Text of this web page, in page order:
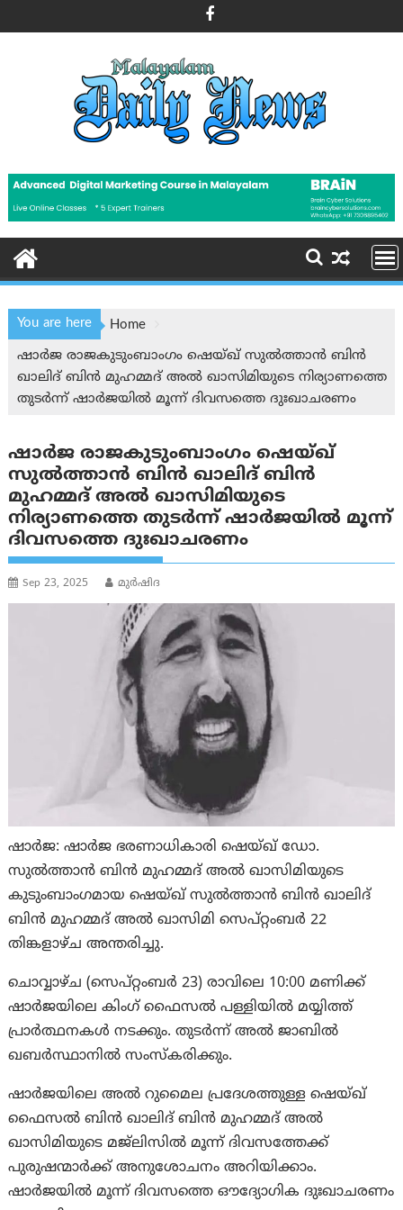
to
You are here
Home
ഷാർജ രാജകുടുംബാംഗം ഷെയ്ഖ് സുൽത്താൻ ബിൻ
ഖാലിദ് ബിൻ മുഹമ്മദ് അൽ ഖാസിമിയുടെ നിര്യാണത്തെ
തുടർന്ന് ഷാർജയിൽ മൂന്ന് ദിവസത്തെ ദുഃഖാചരണം
ഷാർജ രാജകുടുംബാംഗം ഷെയ്ഖ്
സുൽത്താൻ ബിൻ ഖാലിദ് ബിൻ
മുഹമ്മദ് അൽ ഖാസിമിയുടെ
നിര്യാണത്തെ തുടർന്ന് ഷാർജയിൽ മൂന്ന്
ദിവസത്തെ ദുഃഖാചരണം
Sep 23, 2025 മുര്‍ഷിദ
ഷാര്‍ജ: ഷാർജ ഭരണാധികാരി ഷെയ്ഖ് ഡോ.
സുൽത്താൻ ബിൻ മുഹമ്മദ് അൽ ഖാസിമിയുടെ
കുടുംബാംഗമായ ഷെയ്ഖ് സുൽത്താൻ ബിൻ ഖാലിദ്
ബിൻ മുഹമ്മദ് അൽ ഖാസിമി സെപ്റ്റംബർ 22
തിങ്കളാഴ്ച അന്തരിച്ചു.
ചൊവ്വാഴ്ച (സെപ്റ്റംബർ 23) രാവിലെ 10:00 മണിക്ക്
ഷാർജയിലെ കിംഗ് ഫൈസൽ പള്ളിയിൽ മയ്യിത്ത്
പ്രാർത്ഥനകൾ നടക്കും. തുടർന്ന് അൽ ജാബിൽ
ഖബര്‍സ്ഥാനില്‍ സംസ്‌കരിക്കും.
ഷാർജയിലെ അൽ റുമൈല പ്രദേശത്തുള്ള ഷെയ്ഖ്
ഫൈസൽ ബിൻ ഖാലിദ് ബിൻ മുഹമ്മദ് അൽ
ഖാസിമിയുടെ മജ്‌ലിസിൽ മൂന്ന് ദിവസത്തേക്ക്
പുരുഷന്മാർക്ക് അനുശോചനം അറിയിക്കാം.
ഷാർജയിൽ മൂന്ന് ദിവസത്തെ ഔദ്യോഗിക ദുഃഖാചരണം